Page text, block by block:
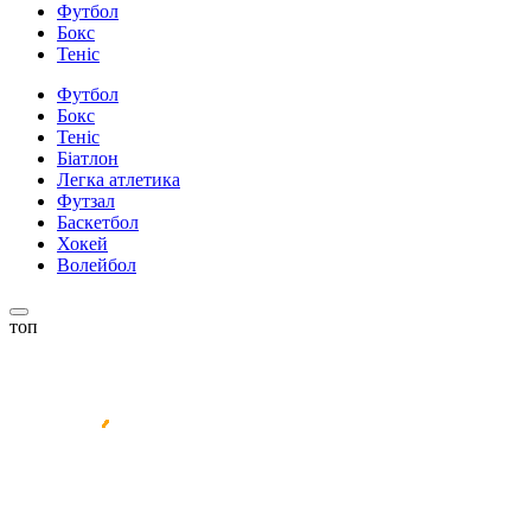
Футбол
Бокс
Теніс
Футбол
Бокс
Теніс
Біатлон
Легка атлетика
Футзал
Баскетбол
Хокей
Волейбол
топ